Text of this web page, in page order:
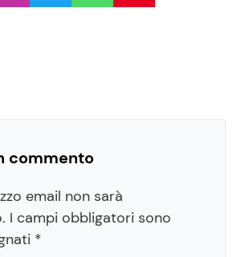
commento
email non sarà
I campi obbligatori sono
*